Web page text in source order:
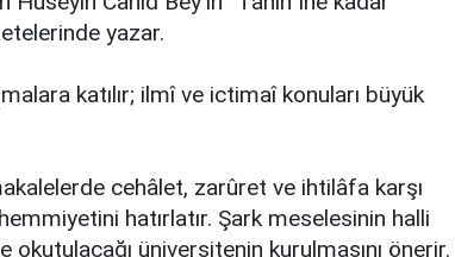
yazar.
katılır; ilmî ve ictimaî konuları büyük
cehâlet, zarûret ve ihtilâfa karşı
hatırlatır. Şark meselesinin halli
üniversitenin kurulmasını önerir.